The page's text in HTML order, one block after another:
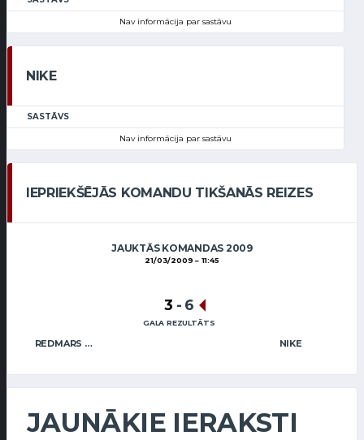
Nav informācija par sastāvu
NIKE
SASTĀVS
Nav informācija par sastāvu
IEPRIEKŠĒJĀS KOMANDU TIKŠANĀS REIZES
JAUKTĀS KOMANDAS 2009
21/03/2009 11:45
REDMARS MIX NIKE
3 - 6
GALA REZULTĀTS
JAUNĀKIE IERAKSTI